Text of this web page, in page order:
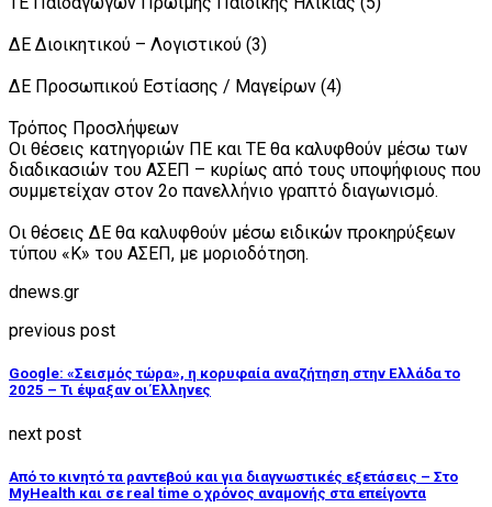
ΔΕ Διοικητικού – Λογιστικού (3)
ΔΕ Προσωπικού Εστίασης / Μαγείρων (4)
Τρόπος Προσλήψεων
Οι θέσεις κατηγοριών ΠΕ και ΤΕ θα καλυφθούν μέσω των
διαδικασιών του ΑΣΕΠ – κυρίως από τους υποψήφιους που
συμμετείχαν στον 2ο πανελλήνιο γραπτό διαγωνισμό.
Οι θέσεις ΔΕ θα καλυφθούν μέσω ειδικών προκηρύξεων
τύπου «Κ» του ΑΣΕΠ, με μοριοδότηση.
dnews.gr
previous post
Google: «Σεισμός τώρα», η κορυφαία αναζήτηση στην Ελλάδα το
2025 – Τι έψαξαν οι Έλληνες
next post
Από το κινητό τα ραντεβού και για διαγνωστικές εξετάσεις – Στο
MyHealth και σε real time ο χρόνος αναμονής στα επείγοντα